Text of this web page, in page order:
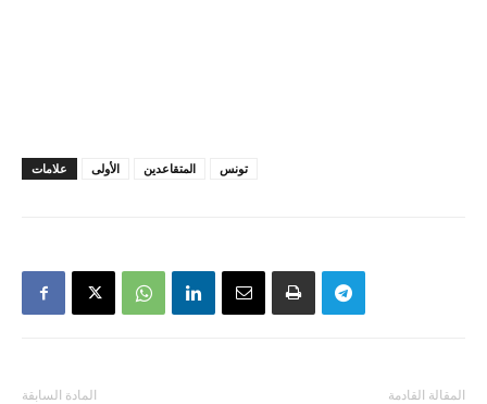
علامات الأولى المتقاعدين تونس
المادة السابقة المقالة القادمة